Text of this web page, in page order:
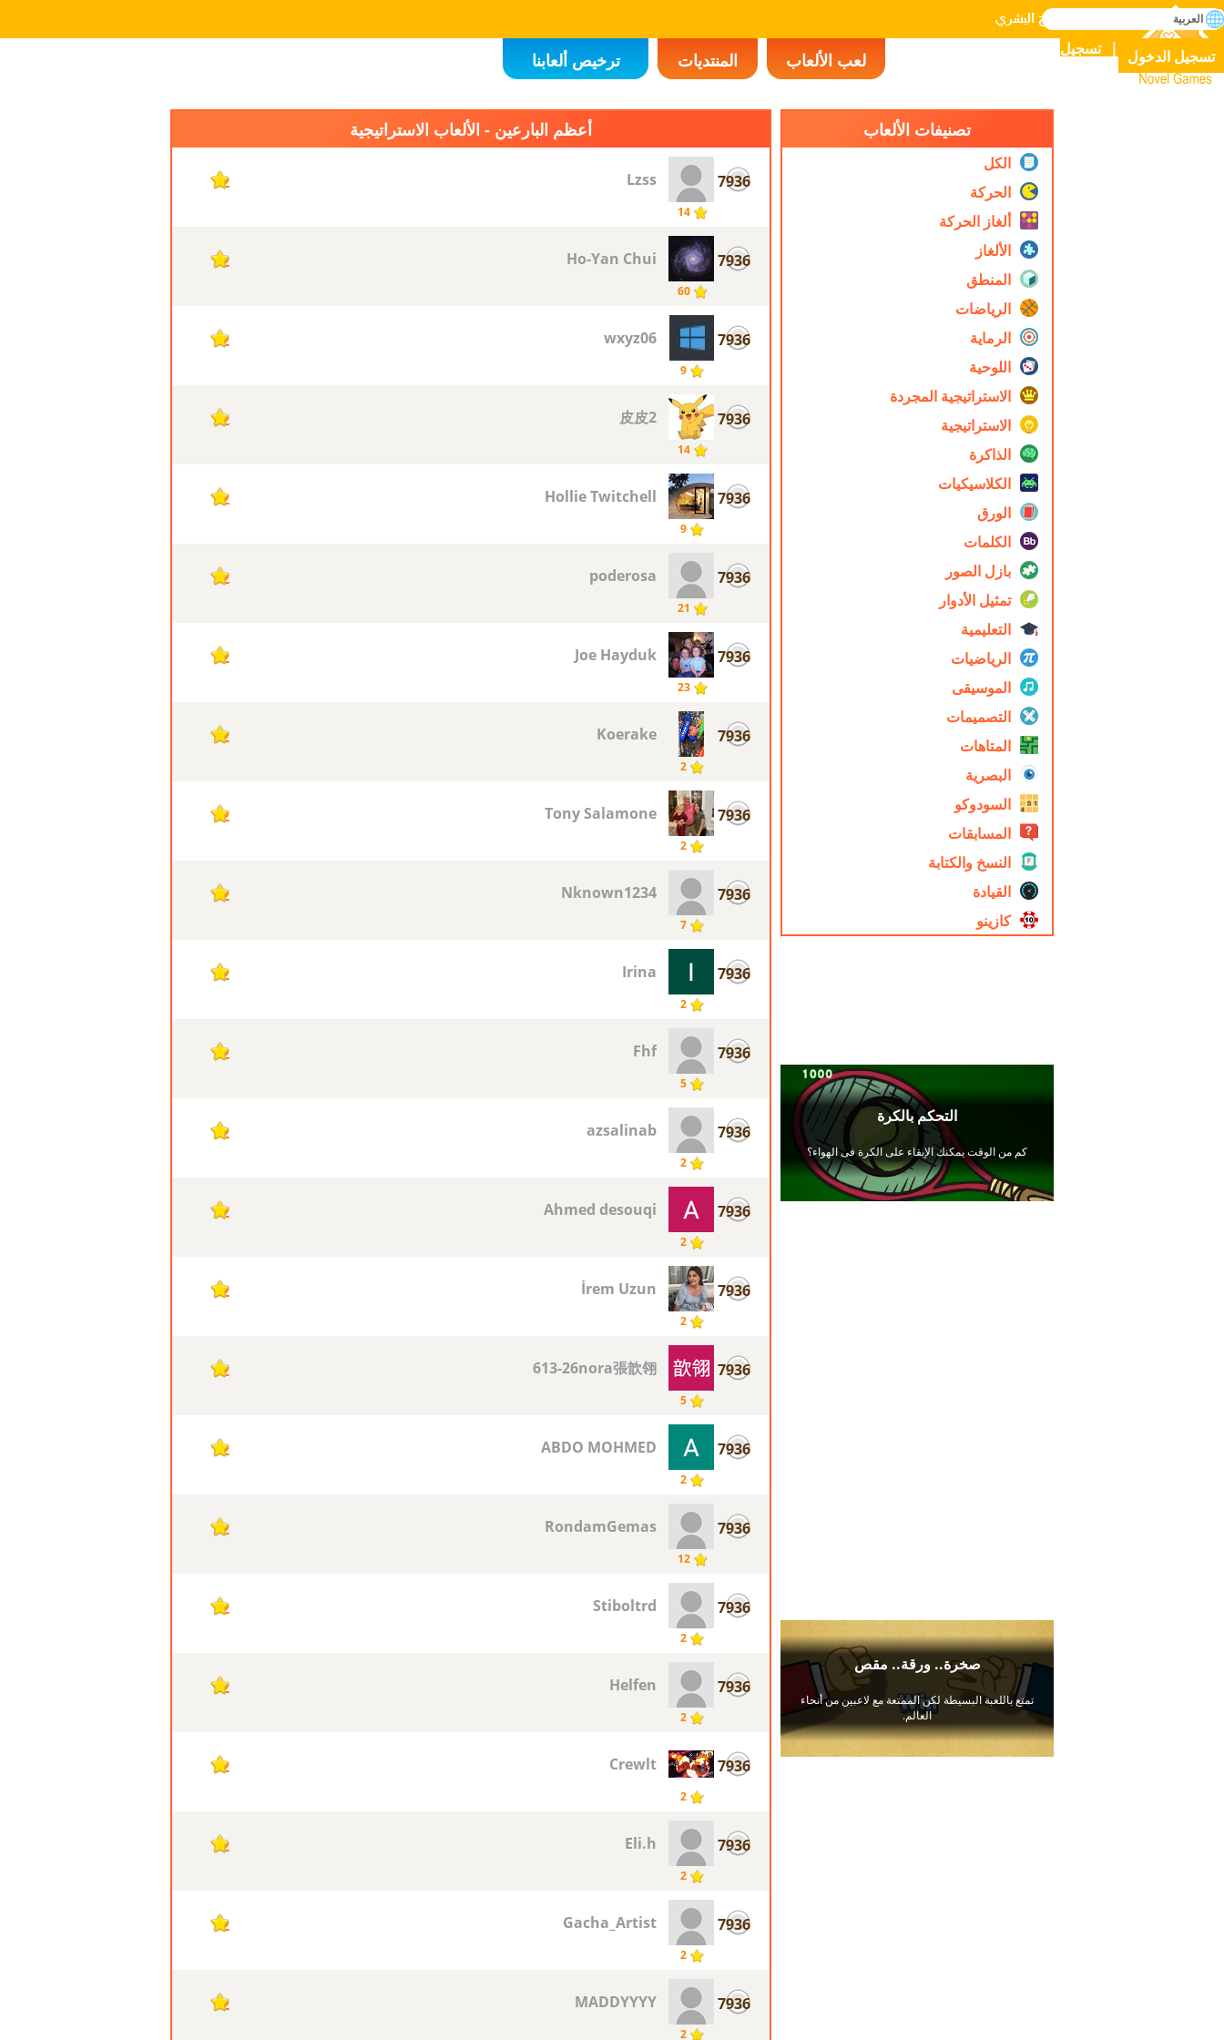
Novel Games
إتقان جميع الألعاب في التاريخ البشري
بحث
لعب الألعاب المنتديات ترخيص ألعابنا تسجيل الدخول تسجيل
العربية
تصنيفات الألعاب
الكل
الحركة
ألغاز الحركة
الألغاز
المنطق
الرياضات
الرماية
اللوحية
الاستراتيجية المجردة
الاستراتيجية
الذاكرة
الكلاسيكيات
الورق
الكلمات
بازل الصور
تمثيل الأدوار
التعليمية
الرياضيات
الموسيقى
التصميمات
المتاهات
البصرية
السودوكو
المسابقات
النسخ والكتابة
القيادة
كازينو
أعظم البارعين - الألعاب الاستراتيجية
7936
14
Lzss
2
7936
60
Ho-Yan Chui
2
7936
9
wxyz06
2
7936
14
皮皮2
2
7936
9
Hollie Twitchell
2
7936
21
poderosa
2
7936
23
Joe Hayduk
2
7936
2
Koerake
2
7936
2
Tony Salamone
2
7936
7
Nknown1234
2
7936
2
Irina
2
7936
5
Fhf
2
7936
2
azsalinab
2
7936
2
Ahmed desouqi
2
7936
2
İrem Uzun
2
7936
5
613-26nora張歆翎
2
7936
2
ABDO MOHMED
2
7936
12
RondamGemas
2
7936
2
Stiboltrd
2
7936
2
Helfen
2
7936
2
Crewlt
2
7936
2
Eli.h
2
7936
2
Gacha_Artist
2
7936
2
MADDYYYY
2